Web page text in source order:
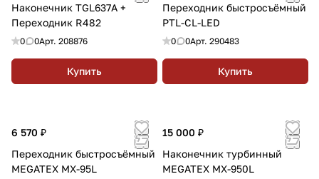
Наконечник TGL637A +
Переходник R482
0 0Арт. 208876
Купить
Переходник быстросъёмный
PTL-CL-LED
0 0Арт. 290483
Купить
6 570 ₽
Переходник быстросъёмный
MEGATEX MX-95L
15 000 ₽
Наконечник турбинный
MEGATEX MX-950L